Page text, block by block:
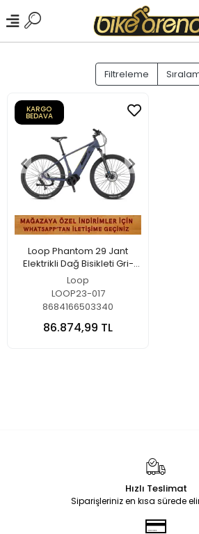
Filtreleme
KARGO
BEDAVA
Loop Phantom 29 Jant
Elektrikli Dağ Bisikleti Gri-
Sarı
Loop
LOOP23-017
8684166503340
86.874,99 TL
Hızlı Teslimat
Siparişleriniz en kısa sürede